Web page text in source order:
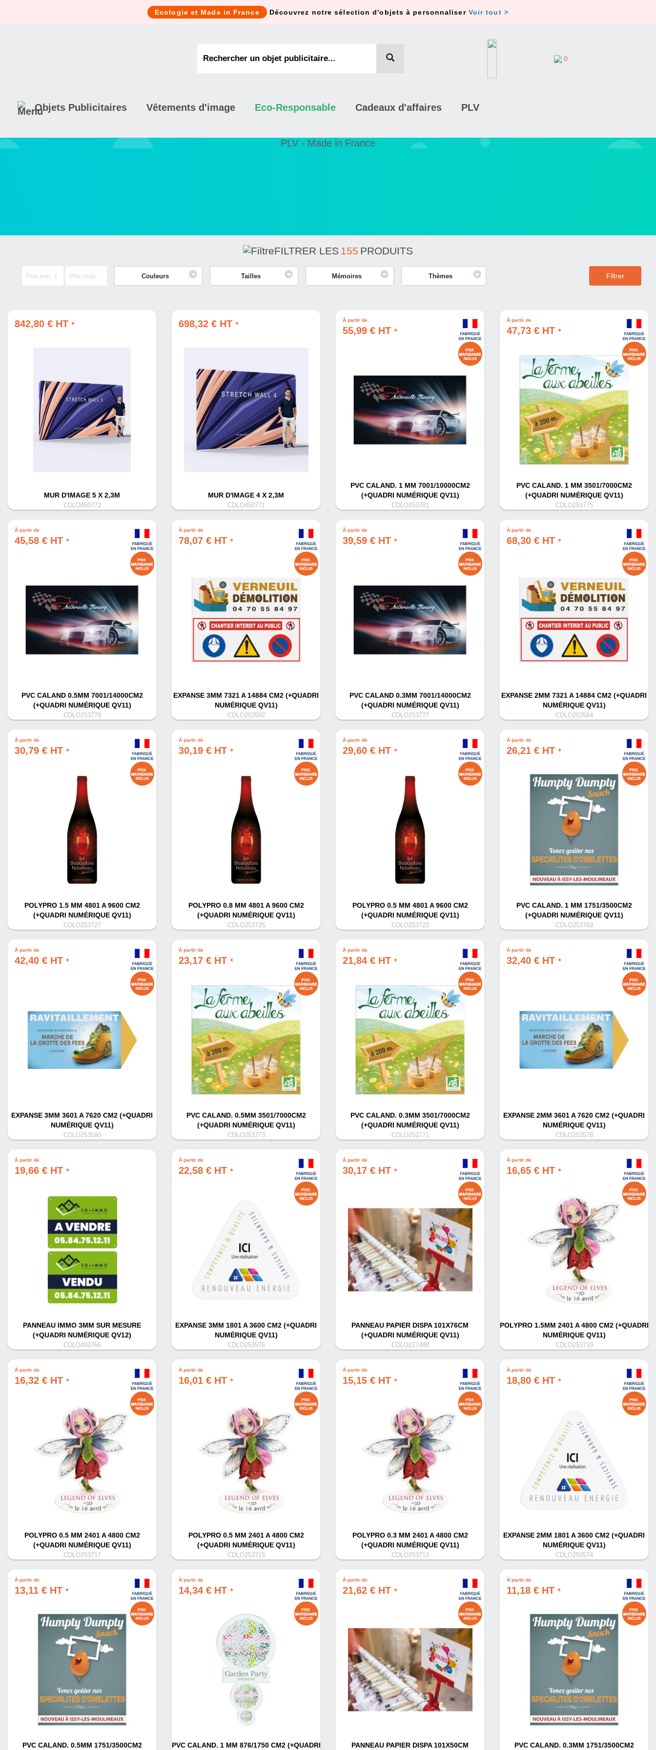
Ecologie et Made in France Découvrez notre sélection d'objets à personnaliser Voir tout >
0
Objets Publicitaires Vêtements d'image Eco-Responsable Cadeaux d'affaires PLV
PLV - Made in France
FILTRER LES 155 PRODUITS
Couleurs Tailles Mémoires Thèmes Filtrer
842,80 € HT *
MUR D'IMAGE 5 X 2,3M
CDLO450772
698,32 € HT *
MUR D'IMAGE 4 X 2,3M
CDLO450771
À partir de
55,99 € HT *
PVC CALAND. 1 MM 7001/10000CM2
(+QUADRI NUMÉRIQUE QV11)
CDLO253781
À partir de
47,73 € HT *
PVC CALAND. 1 MM 3501/7000CM2
(+QUADRI NUMÉRIQUE QV11)
CDLO253775
À partir de
45,58 € HT *
PVC CALAND 0.5MM 7001/14000CM2
(+QUADRI NUMÉRIQUE QV11)
CDLO253779
À partir de
78,07 € HT *
EXPANSE 3MM 7321 A 14884 CM2 (+QUADRI
NUMÉRIQUE QV11)
CDLO253582
À partir de
39,59 € HT *
PVC CALAND 0.3MM 7001/14000CM2
(+QUADRI NUMÉRIQUE QV11)
CDLO253777
À partir de
68,30 € HT *
EXPANSE 2MM 7321 A 14884 CM2 (+QUADRI
NUMÉRIQUE QV11)
CDLO253584
À partir de
30,79 € HT *
POLYPRO 1.5 MM 4801 A 9600 CM2
(+QUADRI NUMÉRIQUE QV11)
CDLO253727
À partir de
30,19 € HT *
POLYPRO 0.8 MM 4801 A 9600 CM2
(+QUADRI NUMÉRIQUE QV11)
CDLO253725
À partir de
29,60 € HT *
POLYPRO 0.5 MM 4801 A 9600 CM2
(+QUADRI NUMÉRIQUE QV11)
CDLO253723
À partir de
26,21 € HT *
PVC CALAND. 1 MM 1751/3500CM2
(+QUADRI NUMÉRIQUE QV11)
CDLO253769
À partir de
42,40 € HT *
EXPANSE 3MM 3601 A 7620 CM2 (+QUADRI
NUMÉRIQUE QV11)
CDLO253580
À partir de
23,17 € HT *
PVC CALAND. 0.5MM 3501/7000CM2
(+QUADRI NUMÉRIQUE QV11)
CDLO253773
À partir de
21,84 € HT *
PVC CALAND. 0.3MM 3501/7000CM2
(+QUADRI NUMÉRIQUE QV11)
CDLO253771
À partir de
32,40 € HT *
EXPANSE 2MM 3601 A 7620 CM2 (+QUADRI
NUMÉRIQUE QV11)
CDLO253578
À partir de
19,66 € HT *
PANNEAU IMMO 3MM SUR MESURE
(+QUADRI NUMÉRIQUE QV12)
CDLO493766
À partir de
22,58 € HT *
EXPANSE 3MM 1801 A 3600 CM2 (+QUADRI
NUMÉRIQUE QV11)
CDLO253576
À partir de
30,17 € HT *
PANNEAU PAPIER DISPA 101X76CM
(+QUADRI NUMÉRIQUE QV11)
CDLO217488
À partir de
16,65 € HT *
POLYPRO 1.5MM 2401 A 4800 CM2 (+QUADRI
NUMÉRIQUE QV11)
CDLO253719
À partir de
16,32 € HT *
POLYPRO 0.5 MM 2401 A 4800 CM2
(+QUADRI NUMÉRIQUE QV11)
CDLO253717
À partir de
16,01 € HT *
POLYPRO 0.5 MM 2401 A 4800 CM2
(+QUADRI NUMÉRIQUE QV11)
CDLO253715
À partir de
15,15 € HT *
POLYPRO 0.3 MM 2401 A 4800 CM2
(+QUADRI NUMÉRIQUE QV11)
CDLO253713
À partir de
18,80 € HT *
EXPANSE 2MM 1801 A 3600 CM2 (+QUADRI
NUMÉRIQUE QV11)
CDLO253574
À partir de
13,11 € HT *
PVC CALAND. 0.5MM 1751/3500CM2
À partir de
14,34 € HT *
PVC CALAND. 1 MM 876/1750 CM2 (+QUADRI
À partir de
21,62 € HT *
PANNEAU PAPIER DISPA 101X50CM
À partir de
11,18 € HT *
PVC CALAND. 0.3MM 1751/3500CM2